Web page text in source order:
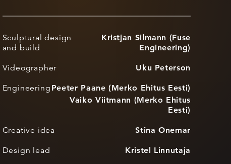
Sculptural design
and build
Kristjan Silmann (Fuse
Engineering)
Videographer Uku Peterson
Engineering Peeter Paane (Merko Ehitus Eesti)
Vaiko Viitmann (Merko Ehitus
Eesti)
Creative idea Stina Onemar
Design lead Kristel Linnutaja